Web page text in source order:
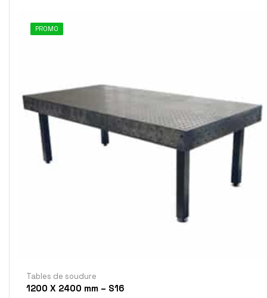
PROMO
Tables de soudure
1200 X 2400 mm – S16